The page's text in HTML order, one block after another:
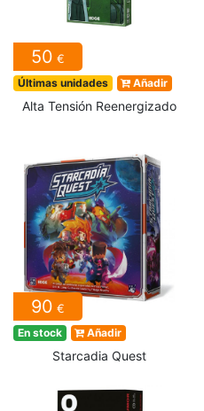
50 €
Últimas unidades Añadir
Alta Tensión Reenergizado
90 €
En stock Añadir
Starcadia Quest